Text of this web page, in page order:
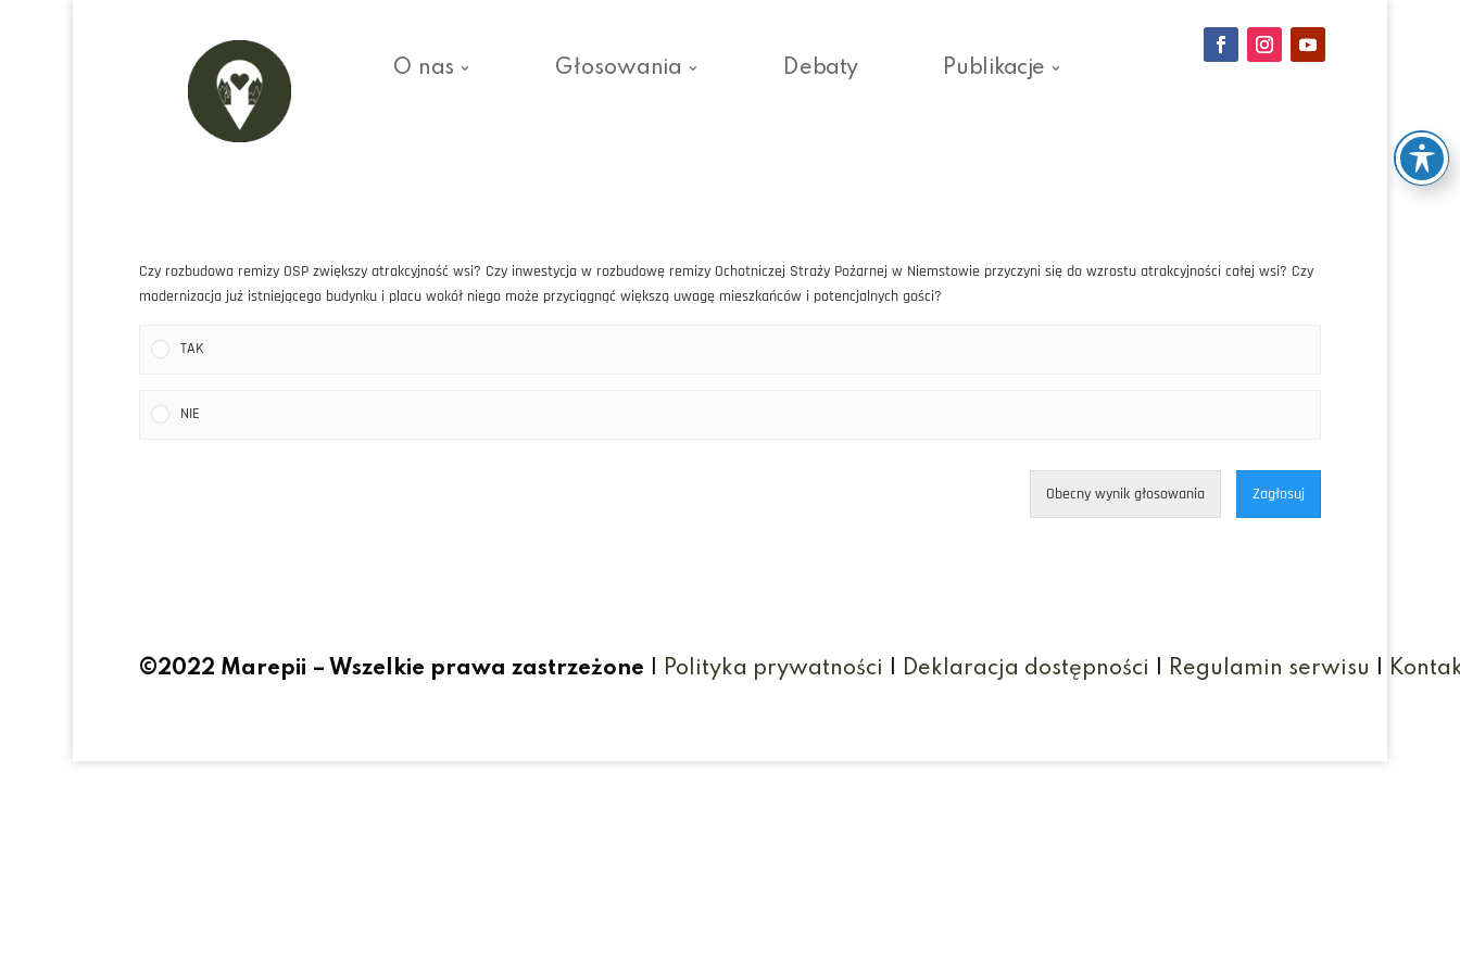
O nas Głosowania Debaty Publikacje
Czy rozbudowa remizy OSP zwiększy atrakcyjność wsi? Czy inwestycja w rozbudowę remizy Ochotniczej Straży Pożarnej w Niemstowie przyczyni się do wzrostu atrakcyjności całej wsi? Czy
modernizacja już istniejącego budynku i placu wokół niego może przyciągnąć większą uwagę mieszkańców i potencjalnych gości?
TAK
NIE
Obecny wynik głosowania Zagłosuj
©2022 Marepii – Wszelkie prawa zastrzeżone Polityka prywatności Deklaracja dostępności Regulamin serwisu